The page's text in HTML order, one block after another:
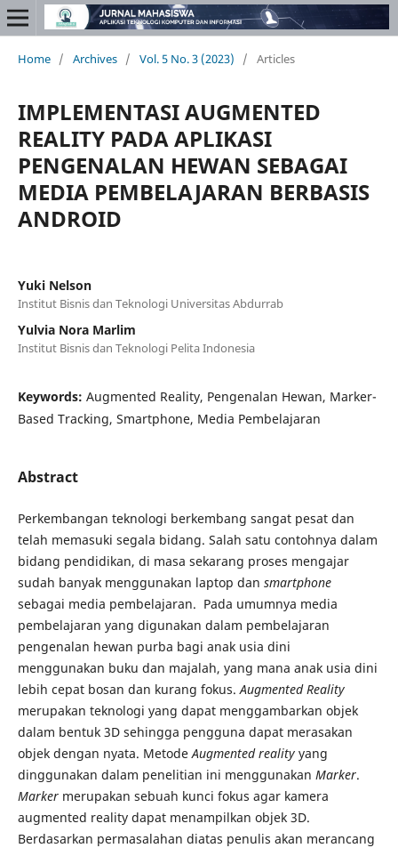
Home / Archives / Vol. 5 No. 3 (2023) / Articles
IMPLEMENTASI AUGMENTED
REALITY PADA APLIKASI
PENGENALAN HEWAN SEBAGAI
MEDIA PEMBELAJARAN BERBASIS
ANDROID
Yuki Nelson
Institut Bisnis dan Teknologi Universitas Abdurrab
Yulvia Nora Marlim
Institut Bisnis dan Teknologi Pelita Indonesia
Keywords: Augmented Reality, Pengenalan Hewan, Marker-
Based Tracking, Smartphone, Media Pembelajaran
Abstract
Perkembangan teknologi berkembang sangat pesat dan
telah memasuki segala bidang. Salah satu contohnya dalam
bidang pendidikan, di masa sekarang proses mengajar
sudah banyak menggunakan laptop dan smartphone
sebagai media pembelajaran. Pada umumnya media
pembelajaran yang digunakan dalam pembelajaran
pengenalan hewan purba bagi anak usia dini
menggunakan buku dan majalah, yang mana anak usia dini
lebih cepat bosan dan kurang fokus.Augmented Reality
merupakan teknologi yang dapat menggambarkan objek
dalam bentuk 3D sehingga pengguna dapat merasakan
objek dengan nyata. MetodeAugmented realityyang
dinggunakan dalam penelitian ini menggunakan Marker.
Markermerupakan sebuah kunci fokus agar kamera
augmented reality dapat menampilkan objek 3D.
Berdasarkan permasalahan diatas penulis akan merancang